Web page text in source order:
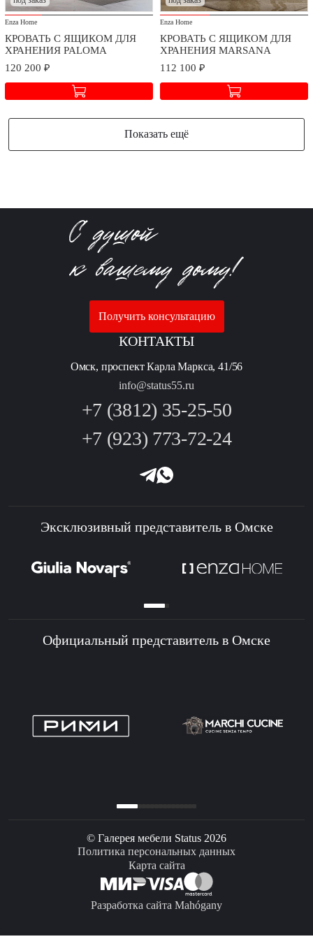
Enza Home
КРОВАТЬ С ЯЩИКОМ ДЛЯ
ХРАНЕНИЯ PALOMA
120 200 ₽
Enza Home
КРОВАТЬ С ЯЩИКОМ ДЛЯ
ХРАНЕНИЯ MARSANA
112 100 ₽
Показать ещё
Получить консультацию
КОНТАКТЫ
Омск, проспект Карла Маркса, 41/56
info@status55.ru
+7 (3812) 35-25-50
+7 (923) 773-72-24
Эксклюзивный представитель в Омске
Официальный представитель в Омске
© Галерея мебели Status 2026
Политика персональных данных
Карта сайта
Разработка сайта Mahógany